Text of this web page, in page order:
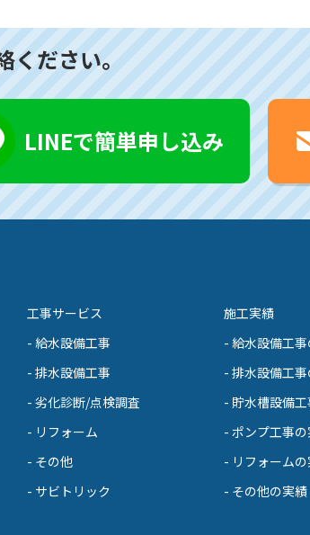
ください。
LINEで簡単申し込み
工事サービス
- 給水設備工事
- 排水設備工事
- 劣化診断/点検調査
- リフォーム
- その他
- サビトリック
施工実績
- 給水設備工
- 排水設備工
- 貯水槽設備
- ポンプ工事
- リフォーム
- その他の実績